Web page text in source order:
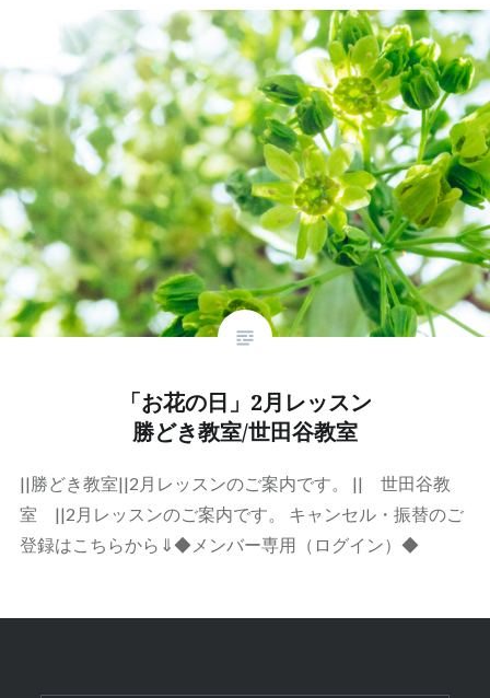
「お花の日」2月レッスン
勝どき教室/世田谷教室
||勝どき教室||2月レッスンのご案内です。 || 世田谷教
室 ||2月レッスンのご案内です。 キャンセル・振替のご
登録はこちらから⇓◆メンバー専用（ログイン）◆